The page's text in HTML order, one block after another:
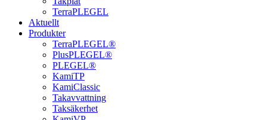
TerraPLEGEL
Aktuellt
Produkter
TerraPLEGEL®
PlusPLEGEL®
PLEGEL®
KamiTP
KamiClassic
Takavvattning
Taksäkerhet